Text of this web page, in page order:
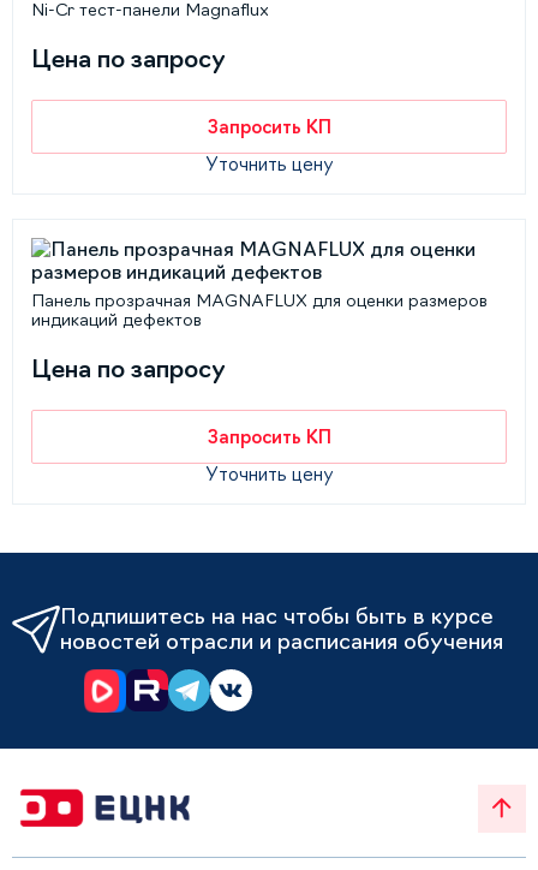
Ni-Cr тест-панели Magnaflux
Цена по запросу
Запросить КП
Уточнить цену
Панель прозрачная MAGNAFLUX для оценки размеров
индикаций дефектов
Цена по запросу
Запросить КП
Уточнить цену
Подпишитесь на нас чтобы быть в курсе
новостей отрасли и расписания обучения